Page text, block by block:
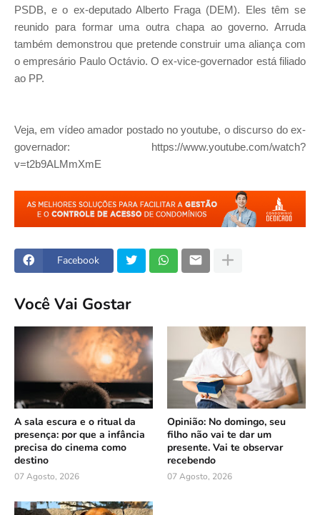
PSDB, e o ex-deputado Alberto Fraga (DEM). Eles têm se
reunido para formar uma outra chapa ao governo. Arruda
também demonstrou que pretende construir uma aliança com
o empresário Paulo Octávio. O ex-vice-governador está filiado
ao PP.
Veja, em vídeo amador postado no youtube, o discurso do ex-
governador: https://www.youtube.com/watch?
v=t2b9ALMmXmE
Facebook
Você Vai Gostar
A sala escura e o ritual da
presença: por que a infância
precisa do cinema como
destino
07 Agosto, 2026
Opinião: No domingo, seu
filho não vai te dar um
presente. Vai te observar
recebendo
07 Agosto, 2026